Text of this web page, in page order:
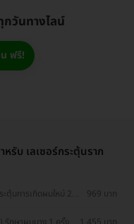
วันทางไลน์
ฟรี!
รับ เลเซอร์กระตุ้นราก
ตุ้นการเกิดผมใหม่ 2
969 บาท